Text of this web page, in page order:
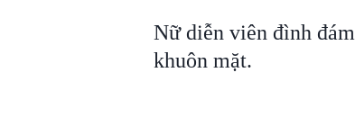
Nữ diễn viên đình
khuôn mặt.